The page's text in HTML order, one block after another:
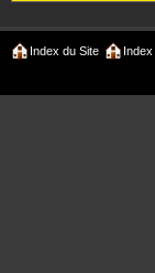
Index du Site